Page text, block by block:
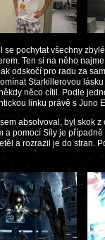
pochytat všechny
Ten si na něho
odskočí pro radu za
Starkillerovou
něco cítil. Podle
linku právě s Juno
absolvoval, byl skok z
a pomocí Síly je
a rozrazil je do stran.